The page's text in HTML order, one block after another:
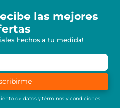
las mejores
hechos a tu medida!
de datos ytérminos y condiciones